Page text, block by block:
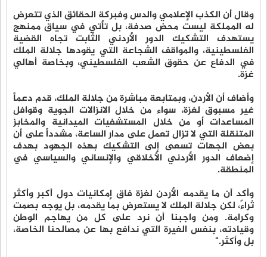
وقال أن الكذب الإعلامي والدس وفبركة الحقائق الذي تتعرض
له المملكة ليست محض صدفة، بل تأتي في سياق ممنهج
يستهدف التشكيك الدور الأردني الثابت تجاه القضية
الفلسطينية، والمواقف الشجاعة التي يقودها جلالة الملك
في الدفاع عن حقوق الشعب الفلسطيني، وبخاصة أهالي
غزة.
وأضاف أن الأردن، وبمتابعة مباشرة من جلالة الملك، قدم دعماً
غير مسبوق لغزة، سواء من خلال الانزالات الجوية وقوافل
المساعدات أو من خلال المستشفيات الميدانية والمخابز
المتنقلة التي لا تزال تعمل على مدار الساعة، مشدداً على أن
بعض الجهات تسعى إلى التشكيك بهذه الجهود بهدف
إضعاف الدور الأردني الأخلاقي والإنساني والسياسي في
المنطقة.
وأكد أن ما يقدمه الأردن لغزة فاق إمكانيات دول أكبر وأكثر
ثراءً، لكن جلالة الملك لا يستعرض بما يقدمه، بل يوجه بصمت
وكرامة. ومن واجبنا أن نرد على كل من يهاجم الوطن
وقيادته، بنفس الغيرة التي ندافع بها عن مصالحنا الخاصة،
بل وأكثر."